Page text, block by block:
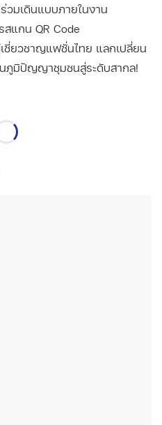
วมเดินแบบภายในงาน
สแกน QR Code
ชี่ยวชาญแฟชั่นไทย แลกเปลี่ยน
ภูมิปัญญาชุมชนสู่ระดับสากล!